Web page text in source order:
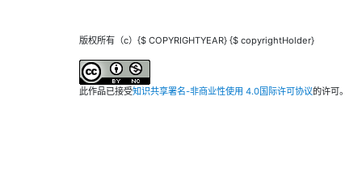
版权所有（c）{$ COPYRIGHTYEAR} {$ copyrightHolder}
此作品已接受知识共享署名-非商业性使用 4.0国际许可协议的许可。